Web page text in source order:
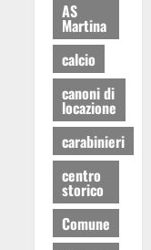
AS
Martina
calcio
canoni di
locazione
carabinieri
centro
storico
Comune